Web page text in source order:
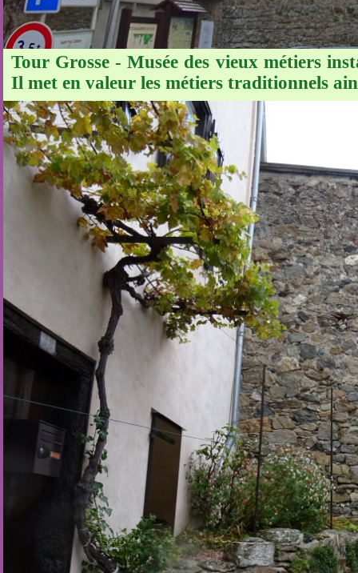
Tour Grosse - Musée des vieux métiers
Il met en valeur les métiers traditionnels